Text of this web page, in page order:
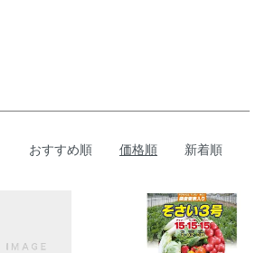
おすすめ順 価格順 新着順